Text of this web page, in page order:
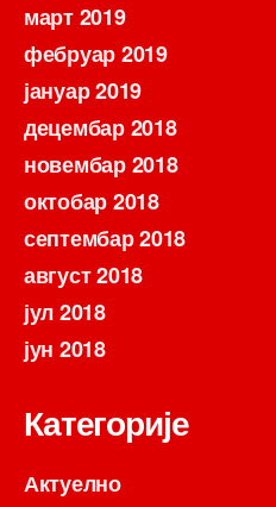
март 2019
фебруар 2019
јануар 2019
децембар 2018
новембар 2018
октобар 2018
септембар 2018
август 2018
јул 2018
јун 2018
Категорије
Актуелно